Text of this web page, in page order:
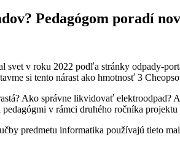
Pedagógom poradí
v roku 2022 podľa stránky odpady-
si tento nárast ako hmotnosť 3
Ako správne likvidovať
v rámci druhého ročníka projektu
predmetu informatika používajú tieto